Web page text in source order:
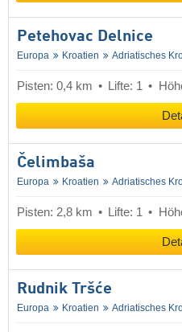
Petehovac Delnice
Europa Kroatien Adriatisches
Pisten: 0,4 km Lifte: 1
Čelimbaša
Europa Kroatien Adriatisches
Pisten: 2,8 km Lifte: 1
Rudnik Tršće
Europa Kroatien Adriatisches